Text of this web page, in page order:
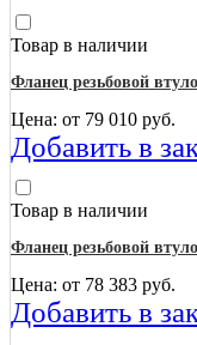
Товар в наличии
Фланец резьбовой
Цена: от 79 010 руб.
Добавить в
Товар в наличии
Фланец резьбовой
Цена: от 78 383 руб.
Добавить в